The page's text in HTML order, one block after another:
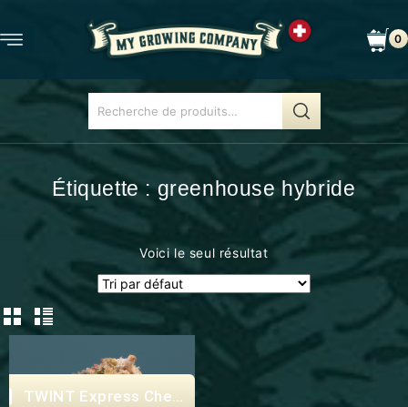
0
Étiquette :greenhouse hybride
Voici le seul résultat
Express Checkout